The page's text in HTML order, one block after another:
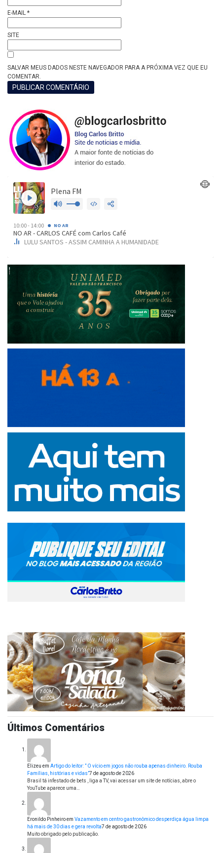
E-MAIL *
SITE
SALVAR MEUS DADOS NESTE NAVEGADOR PARA A PRÓXIMA VEZ QUE EU
COMENTAR.
Últimos Comentários
Elizeu em Artigo do leitor: ” O vício em jogos não rouba apenas dinheiro. Rouba
Famílias, histórias e vidas”7 de agosto de 2026
Brasil tá infestado de bets , liga a TV, vai acessar um site de notícias, abre o
YouTube aparece uma…
Eronildo Pinheiroem Vazamento em centro gastronômico desperdiça água limpa
há mais de 30 dias e gera revolta7 de agosto de 2026
Muito obrigado pelo publicação.